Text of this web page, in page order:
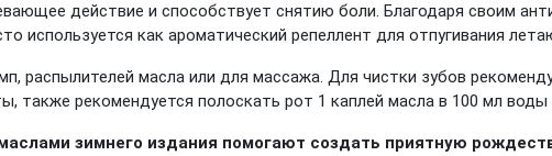
действие и способствует снятию боли. Благодаря своим
используется как ароматический репеллент для отпугивания
распылителей масла или для массажа. Для чистки зубов
также рекомендуется полоскать рот 1 каплей масла в 100 мл воды
зимнего издания помогают создать приятную